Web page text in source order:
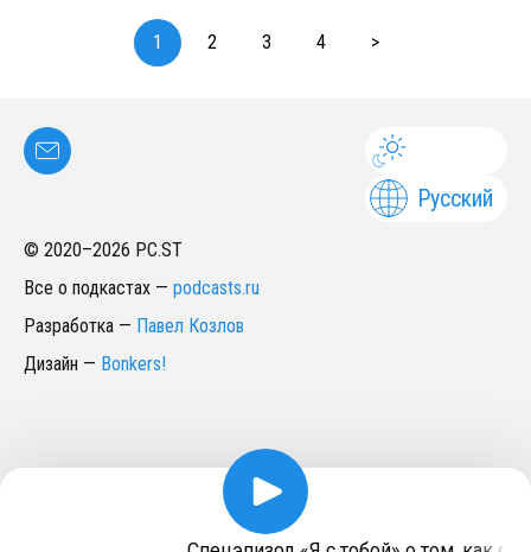
1 2 3 4 >
Русский
© 2020–2026 PC.ST
Все о подкастах — podcasts.ru
Разработка — Павел Козлов
Дизайн — Bonkers!